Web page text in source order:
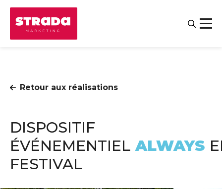
Contact
Retour aux réalisations
DISPOSITIF
ÉVÉNEMENTIEL ALWAYS
FESTIVAL